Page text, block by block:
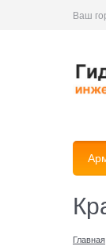
Ваш
Главная